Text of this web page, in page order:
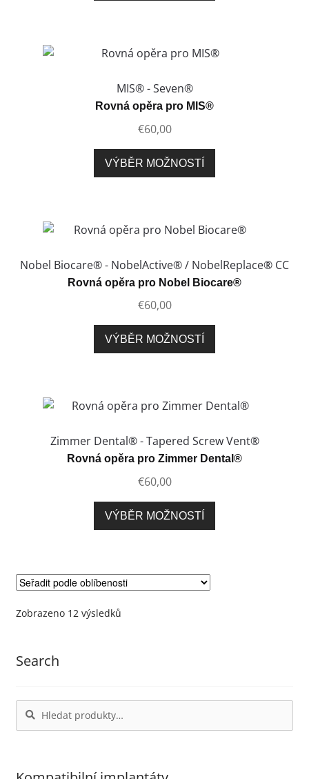
variant.
produktu
MIS® - Seven®
Rovná opěra pro MIS®
€60,00
VÝBĚR MOŽNOSTÍ
produkt
variant.
lze
vybrat
produktu
Nobel Biocare® - NobelActive® / NobelReplace® CC
Rovná opěra pro Nobel Biocare®
€60,00
VÝBĚR MOŽNOSTÍ
produkt
variant.
lze
vybrat
produktu
Zimmer Dental® - Tapered Screw Vent®
Rovná opěra pro Zimmer Dental®
€60,00
VÝBĚR MOŽNOSTÍ
produkt
Zobrazeno 12 výsledkůSeřazeno
Search
Hledat:
Hledat